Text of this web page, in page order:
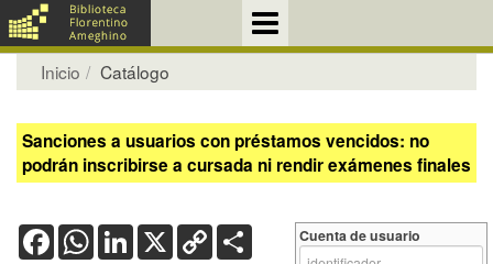
Inicio Catálogo
Sanciones a usuarios con préstamos vencidos: no
podrán inscribirse a cursada ni rendir exámenes finales
FacebookWhatsApp
LinkedIn
X Copy
Link
Cuenta de usuario